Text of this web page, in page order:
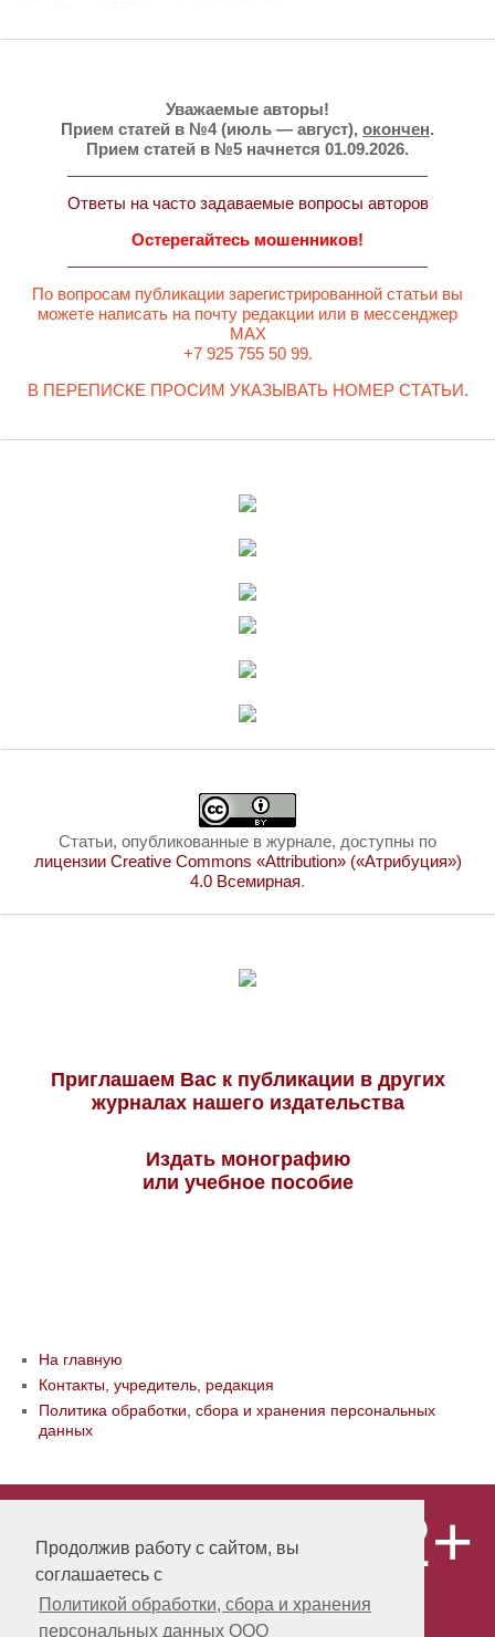
Продолжив работу с сайтом, вы
соглашаетесь с
Политикой обработки, сбора и хранения
персональных данных ООО
Уважаемые авторы!
Прием статей в №4 (июль — август), окончен.
Прием статей в №5 начнется 01.09.2026.
Ответы на часто задаваемые вопросы авторов
Остерегайтесь мошенников!
По вопросам публикации зарегистрированной статьи вы
можете написать на почту редакции или в мессенджер
MAX
+7 925 755 50 99.
В ПЕРЕПИСКЕ ПРОСИМ УКАЗЫВАТЬ НОМЕР СТАТЬИ.
Статьи, опубликованные в журнале, доступны по
лицензии Creative Commons «Attribution» («Атрибуция»)
4.0 Всемирная.
Приглашаем Вас к публикации в других
журналах нашего издательства
Издать монографию
или учебное пособие
На главную
Контакты, учредитель, редакция
Политика обработки, сбора и хранения персональных
данных
«Publishing company «World of science»,
LLC Материалы, размещенные на сайте,
охраняются Законом о защите авторских
прав. Публикация любых материалов
этого сайта запрещена без
12+